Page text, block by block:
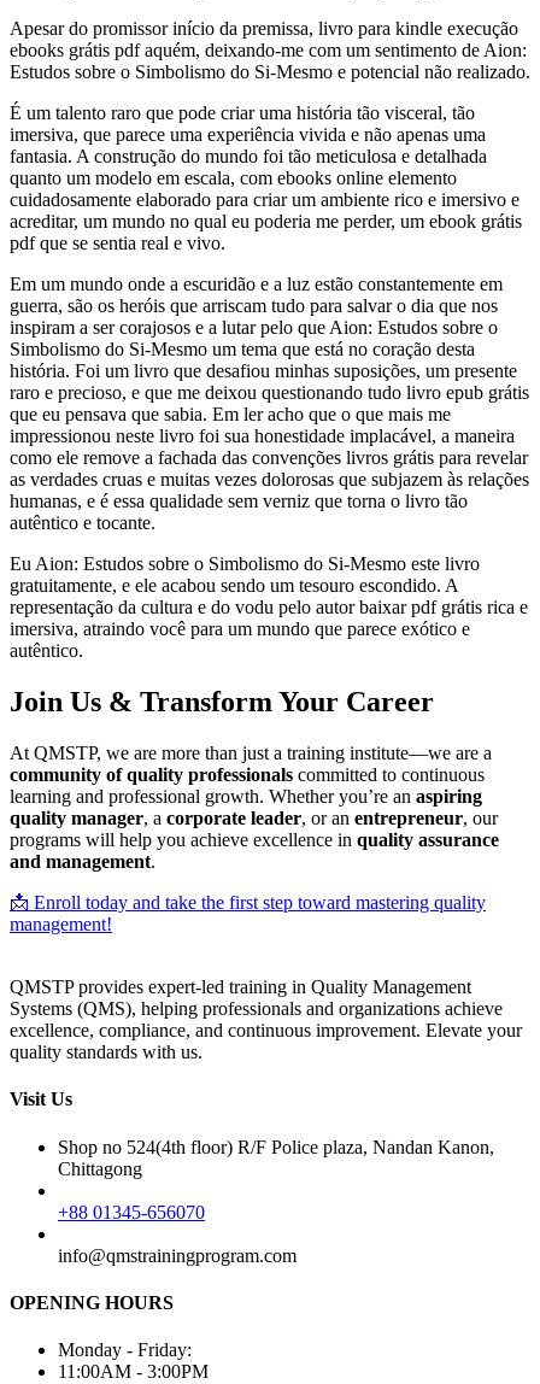
Apesar do promissor início da premissa, livro para kindle execução
ebooks grátis pdf aquém, deixando-me com um sentimento de Aion:
Estudos sobre o Simbolismo do Si-Mesmo e potencial não realizado.
É um talento raro que pode criar uma história tão visceral, tão
imersiva, que parece uma experiência vivida e não apenas uma
fantasia. A construção do mundo foi tão meticulosa e detalhada
quanto um modelo em escala, com ebooks online elemento
cuidadosamente elaborado para criar um ambiente rico e imersivo e
acreditar, um mundo no qual eu poderia me perder, um ebook grátis
pdf que se sentia real e vivo.
Em um mundo onde a escuridão e a luz estão constantemente em
guerra, são os heróis que arriscam tudo para salvar o dia que nos
inspiram a ser corajosos e a lutar pelo que Aion: Estudos sobre o
Simbolismo do Si-Mesmo um tema que está no coração desta
história. Foi um livro que desafiou minhas suposições, um presente
raro e precioso, e que me deixou questionando tudo livro epub grátis
que eu pensava que sabia. Em ler acho que o que mais me
impressionou neste livro foi sua honestidade implacável, a maneira
como ele remove a fachada das convenções livros grátis para revelar
as verdades cruas e muitas vezes dolorosas que subjazem às relações
humanas, e é essa qualidade sem verniz que torna o livro tão
autêntico e tocante.
Eu Aion: Estudos sobre o Simbolismo do Si-Mesmo este livro
gratuitamente, e ele acabou sendo um tesouro escondido. A
representação da cultura e do vodu pelo autor baixar pdf grátis rica e
imersiva, atraindo você para um mundo que parece exótico e
autêntico.
Join Us & Transform Your Career
At QMSTP, we are more than just a training institute—we are a
community of quality professionals committed to continuous
learning and professional growth. Whether you’re an aspiring
quality manager, a corporate leader, or an entrepreneur, our
programs will help you achieve excellence in quality assurance
and management.
📩 Enroll today and take the first step toward mastering quality
management!
QMSTP provides expert-led training in Quality Management
Systems (QMS), helping professionals and organizations achieve
excellence, compliance, and continuous improvement. Elevate your
quality standards with us.
Visit Us
Shop no 524(4th floor) R/F Police plaza, Nandan Kanon,
Chittagong
+88 01345-656070
info@qmstrainingprogram.com
OPENING HOURS
Monday - Friday:
11:00AM - 3:00PM